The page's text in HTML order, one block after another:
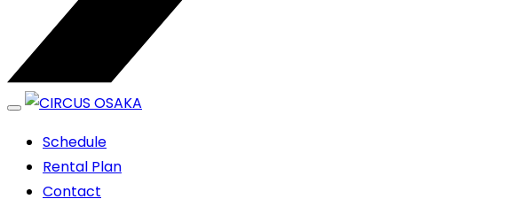
CIRCUS OSAKA
エンターテイメントスペース
Schedule
Rental Plan
Contact